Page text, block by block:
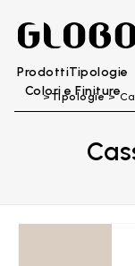
ProdottiTipologie
Colori e Finiture
Tipologie